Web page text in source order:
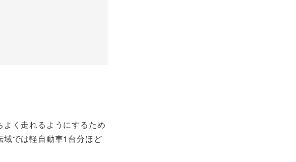
よく走れるようにするため
では軽自動車1台分ほど